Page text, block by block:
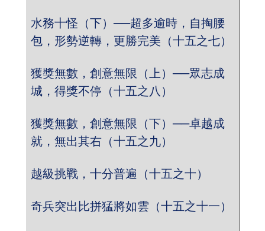
水務十怪（下）──超多逾時，自掏腰
包，形勢逆轉，更勝完美（十五之七）
獲獎無數，創意無限（上）──眾志成
城，得獎不停（十五之八）
獲獎無數，創意無限（下）──卓越成
就，無出其右（十五之九）
越級挑戰，十分普遍（十五之十）
奇兵突出比拼猛將如雲（十五之十一）